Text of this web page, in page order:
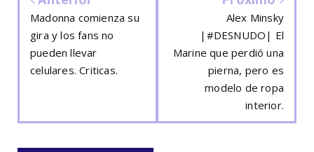
Madonna comienza su
gira y los fans no
pueden llevar
celulares. Criticas.
Alex Minsky
|#DESNUDO| El
Marine que perdió una
pierna, pero es
modelo de ropa
interior.